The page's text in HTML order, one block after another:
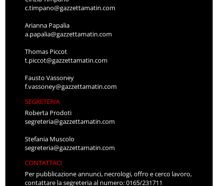
c.timpano@gazzettamatin.com
Arianna Papalia
a.papalia@gazzettamatin.com
Thomas Piccot
t.piccot@gazzettamatin.com
Fausto Vassoney
f.vassoney@gazzettamatin.com
SEGRETERIA
Roberta Prodoti
segreteria@gazzettamatin.com
Stefania Muscolo
segreteria@gazzettamatin.com
CONTATTACI
Per pubblicazione annunci, necrologi, offro e cerco lavoro,
contattare la segreteria al numero: 0165/231711